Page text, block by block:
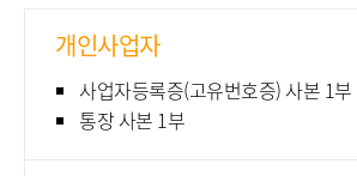
개인사업자
사업자등록증(고유번호증) 사본 1부
통장 사본 1부